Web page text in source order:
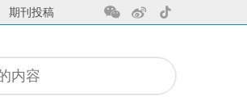
期刊投稿